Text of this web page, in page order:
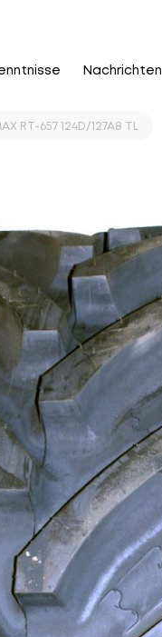
Nachrichten
RT-657 124D/127A8 TL